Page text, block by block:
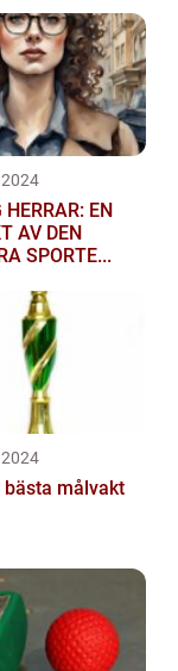
HERRAR: EN
AV DEN
SPORTE...
bästa målvakt